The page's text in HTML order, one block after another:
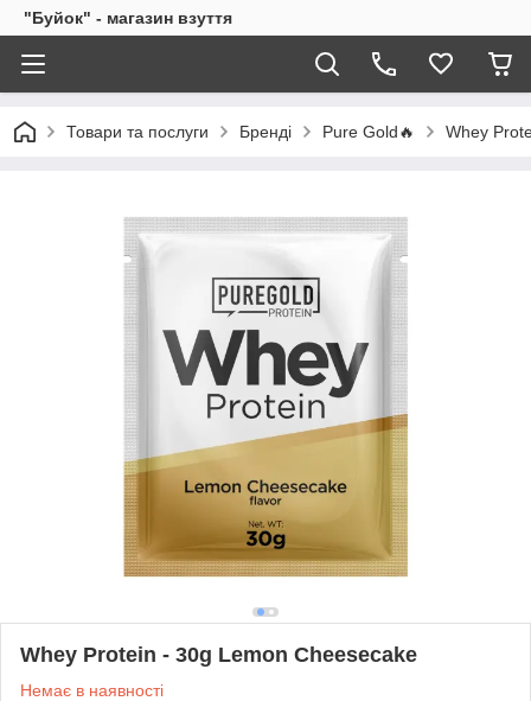
"Буйок" - магазин взуття
Товари та послуги Бренді Pure Gold🔥 Whey
Whey Protein - 30g Lemon Cheesecake
Немає в наявності